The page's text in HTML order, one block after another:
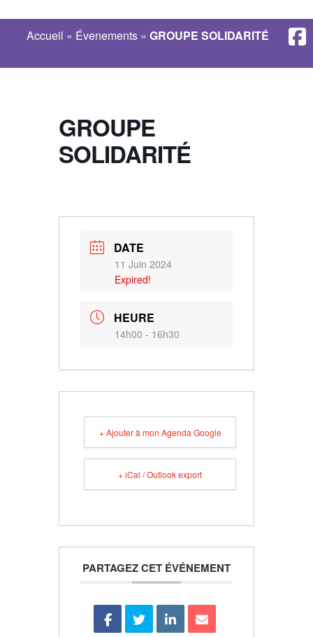
Accueil » Évenements »GROUPE SOLIDARITÉ
GROUPE
SOLIDARITÉ
DATE
11 Juin 2024
Expired!
HEURE
14h00 - 16h30
+ Ajouter à mon Agenda Google
+ iCal / Outlook export
PARTAGEZ CET ÉVÉNEMENT